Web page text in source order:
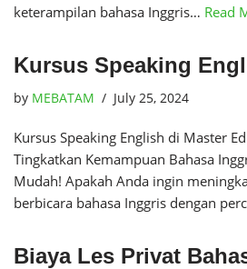
keterampilan bahasa Inggris… Read
Kursus Speaking
by MEBATAM July 25, 2024
Kursus Speaking English di Master
Tingkatkan Kemampuan Bahasa
Mudah! Apakah Anda ingin
berbicara bahasa Inggris dengan
Biaya Les Privat